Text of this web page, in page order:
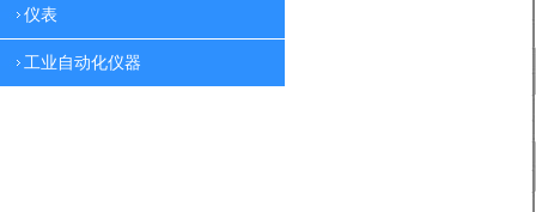
仪表
工业自动化仪器